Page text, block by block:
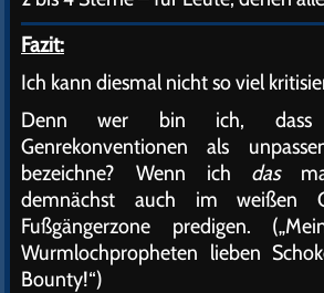
Fazit:
Ich kann diesmal nicht so viel
Denn wer bin ich, dass
Genrekonventionen als
bezeichne? Wenn ich das
demnächst auch im weißen
Fußgängerzone predigen.
Wurmlochpropheten lieben
Bounty!“)